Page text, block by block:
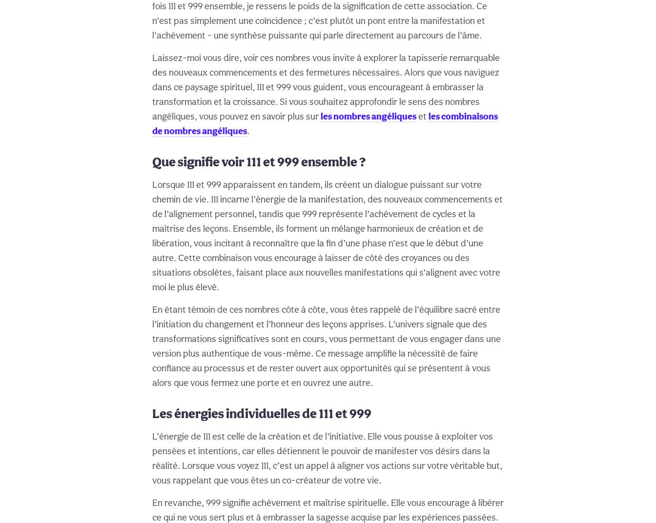
fois 111 et 999 ensemble, je ressens le poids de la signification de cette association. Ce
n’est pas simplement une coïncidence ; c’est plutôt un pont entre la manifestation et
l’achèvement - une synthèse puissante qui parle directement au parcours de l’âme.
Laissez-moi vous dire, voir ces nombres vous invite à explorer la tapisserie remarquable
des nouveaux commencements et des fermetures nécessaires. Alors que vous naviguez
dans ce paysage spirituel, 111 et 999 vous guident, vous encourageant à embrasser la
transformation et la croissance. Si vous souhaitez approfondir le sens des nombres
angéliques, vous pouvez en savoir plus surles nombres angéliqueset les combinaisons
de nombres angéliques.
Que signifie voir 111 et 999 ensemble ?
Lorsque 111 et 999 apparaissent en tandem, ils créent un dialogue puissant sur votre
chemin de vie. 111 incarne l’énergie de la manifestation, des nouveaux commencements et
de l’alignement personnel, tandis que 999 représente l’achèvement de cycles et la
maîtrise des leçons. Ensemble, ils forment un mélange harmonieux de création et de
libération, vous incitant à reconnaître que la fin d’une phase n’est que le début d’une
autre. Cette combinaison vous encourage à laisser de côté des croyances ou des
situations obsolètes, faisant place aux nouvelles manifestations qui s’alignent avec votre
moi le plus élevé.
En étant témoin de ces nombres côte à côte, vous êtes rappelé de l’équilibre sacré entre
l’initiation du changement et l’honneur des leçons apprises. L’univers signale que des
transformations significatives sont en cours, vous permettant de vous engager dans une
version plus authentique de vous-même. Ce message amplifie la nécessité de faire
confiance au processus et de rester ouvert aux opportunités qui se présentent à vous
alors que vous fermez une porte et en ouvrez une autre.
Les énergies individuelles de 111 et 999
L’énergie de 111 est celle de la création et de l’initiative. Elle vous pousse à exploiter vos
pensées et intentions, car elles détiennent le pouvoir de manifester vos désirs dans la
réalité. Lorsque vous voyez 111, c’est un appel à aligner vos actions sur votre véritable but,
vous rappelant que vous êtes un co-créateur de votre vie.
En revanche, 999 signifie achèvement et maîtrise spirituelle. Elle vous encourage à libérer
ce qui ne vous sert plus et à embrasser la sagesse acquise par les expériences passées.